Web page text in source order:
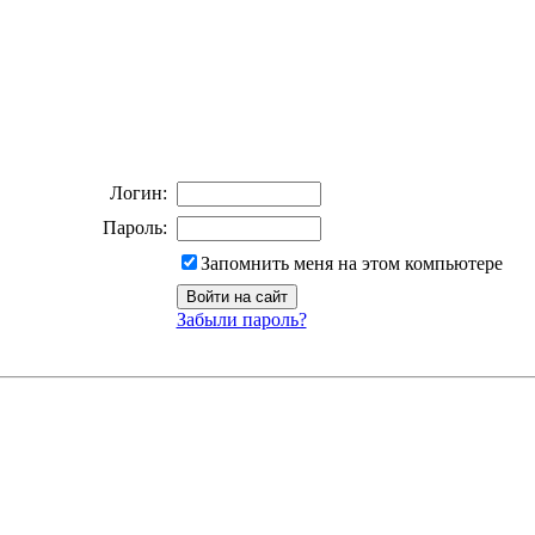
Логин:
Пароль:
Запомнить меня на этом компьютере
Забыли пароль?